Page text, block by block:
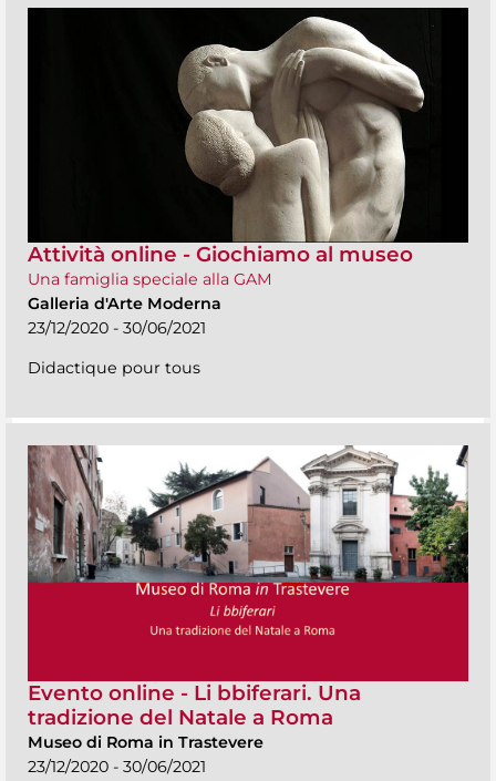
Attività online - Giochiamo al museo
Una famiglia speciale alla GAM
Galleria d'Arte Moderna
23/12/2020 - 30/06/2021
Didactique pour tous
Evento online - Li bbiferari. Una
tradizione del Natale a Roma
Museo di Roma in Trastevere
23/12/2020 - 30/06/2021